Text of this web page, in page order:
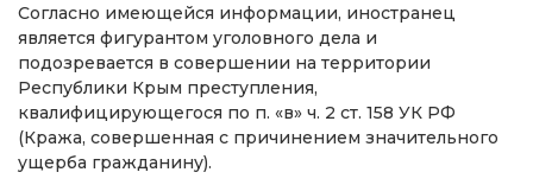
Согласно имеющейся информации, иностранец
является фигурантом уголовного дела и
подозревается в совершении на территории
Республики Крым преступления,
квалифицирующегося по п. «в» ч. 2 ст. 158 УК РФ
(Кража, совершенная с причинением значительного
ущерба гражданину).